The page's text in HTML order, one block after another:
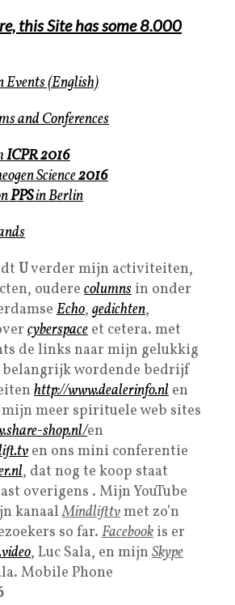
this Site has some 8.000
Events (English)
and Conferences
ICPR 2016
Science2016
PPSin Berlin
Uverder mijn activiteiten,
oudere columns in onder
Echo, gedichten,
cyberspace et cetera. met
de links naar mijn gelukkig
belangrijk wordende bedrijf
http://www.dealerinfo.nl en
meer spirituele web sites
shop.nl/en
en ons mini conferentie
, dat nog te koop staat
overigens . Mijn YouTube
kanaalMindlifttvmet zo’n
so far.Facebook is er
, Luc Sala, en mijn Skype
Mobile Phone